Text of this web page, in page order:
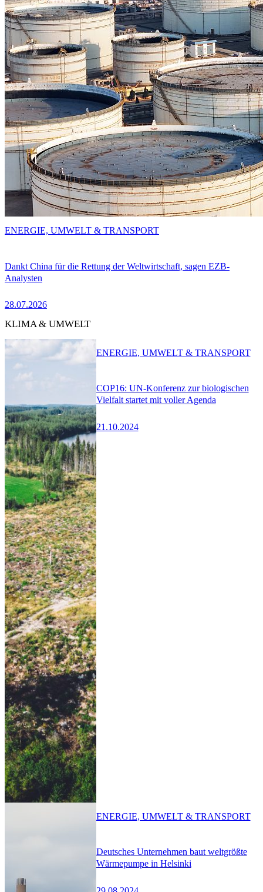
Dankt China für die Rettung der Weltwirtschaft, sagen EZB-
Analysten
28.07.2026
ENERGIE, UMWELT & TRANSPORT
KLIMA & UMWELT
COP16: UN-Konferenz zur biologischen
Vielfalt startet mit voller Agenda
21.10.2024
ENERGIE, UMWELT & TRANSPORT
Deutsches Unternehmen baut weltgrößte
Wärmepumpe in Helsinki
ENERGIE, UMWELT & TRANSPORT